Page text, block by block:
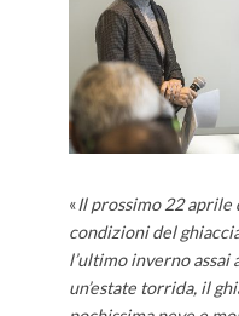
«Il prossimo 22
condizioni del
l’ultimo inverno
un’estate torrida, il